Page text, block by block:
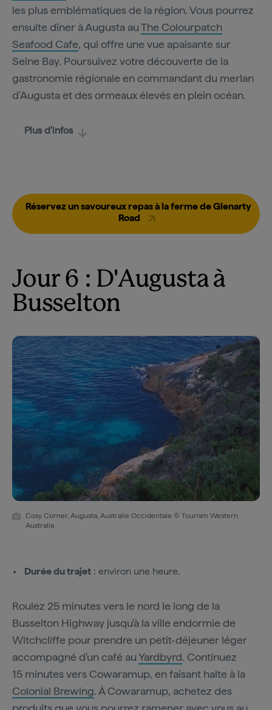
les plus emblématiques de la région. Vous pourrez
ensuite dîner à Augusta auThe Colourpatch
Seafood Cafe, qui offre une vue apaisante sur
Seine Bay. Poursuivez votre découverte de la
gastronomie régionale en commandant du merlan
d'Augusta et des ormeaux élevés en plein océan.
Plus d'infos
Réservez un savoureux repas à la ferme de Glenarty
Road
Jour 6 : D'Augusta à
Busselton
Cosy Corner, Augusta, Australie Occidentale © Tourism Western
Australia
Durée du trajet : environ une heure.
Roulez 25 minutes vers le nord le long de la
Busselton Highway jusqu'à la ville endormie de
Witchcliffe pour prendre un petit-déjeuner léger
accompagné d'un café auYardbyrd. Continuez
15 minutes vers Cowaramup, en faisant halte à la
Colonial Brewing. À Cowaramup, achetez des